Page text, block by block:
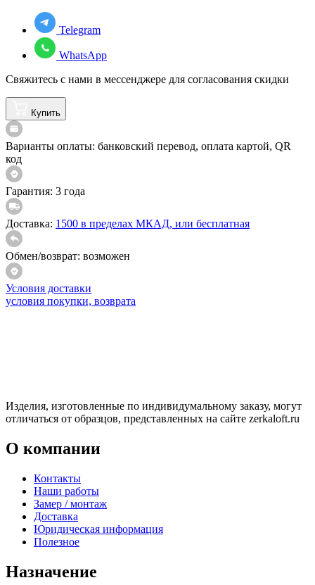
Telegram
WhatsApp
Свяжитесь с нами в мессенджере для согласования скидки
Купить
Варианты оплаты: банковский перевод, оплата картой, QR
код
Гарантия: 3 года
Доставка: 1500 в пределах МКАД, или бесплатная
Обмен/возврат: возможен
Условия доставки
условия покупки, возврата
Изделия, изготовленные по индивидумальному заказу, могут
отличаться от образцов, представленных на сайте zerkaloft.ru
О компании
Контакты
Наши работы
Замер / монтаж
Доставка
Юридическая информация
Полезное
Назначение